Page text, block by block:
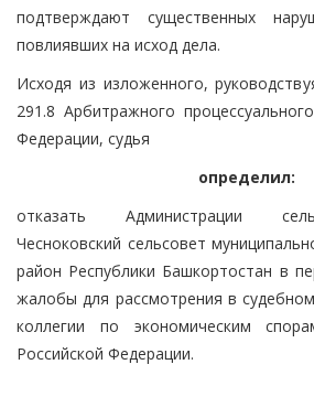
подтверждают существенных
повлиявших на исход дела.
Исходя из изложенного,
291.8 Арбитражного
Федерации, судья
определил:
отказать Администрации
Чесноковский сельсовет
район Республики Башкортостан в
жалобы для рассмотрения в
коллегии по экономическим
Российской Федерации.